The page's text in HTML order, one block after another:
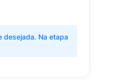
desejada. Na etapa